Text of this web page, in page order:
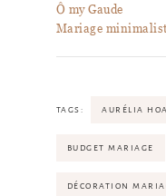
Ô my Gaude
Mariage
TAGS: AURÉLIA
BUDGET MARIAGE
DÉCORATION